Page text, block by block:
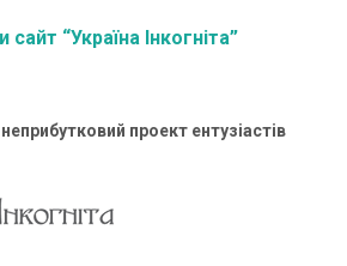
сайт “Україна Інкогніта”
неприбутковий проект ентузіастів